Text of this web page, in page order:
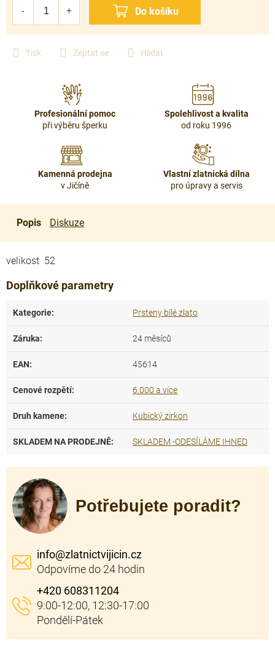
Tisk Zeptat se Hlídat
Profesionální pomoc
při výběru šperku
Spolehlivost a kvalita
od roku 1996
Kamenná prodejna
v Jičíně
Vlastní zlatnická dílna
pro úpravy a servis
Popis Diskuze
velikost 52
Doplňkové parametry
Kategorie: Prsteny bílé zlato
Záruka: 24 měsíců
EAN: 45614
Cenové rozpětí: 6.000 a více
Druh kamene: Kubický zirkon
SKLADEM NA PRODEJNĚ: SKLADEM -ODESÍLÁME IHNED
Potřebujete poradit?
info@zlatnictvijicin.cz
+420 608311204